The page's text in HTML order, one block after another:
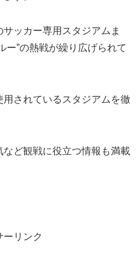
ッカー専用スタジアムま
ー”の熱戦が繰り広げられて
されているスタジアムを徹
ど観戦に役立つ情報も満載
ーリンク